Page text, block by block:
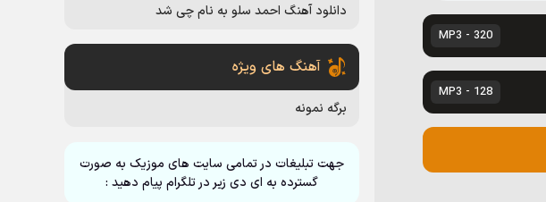
320 - MP3
128 - MP3
دانلود آهنگ احمد سلو به نام چی شد
آهنگ های ویژه
برگه نمونه
جهت تبلیغات در تمامی سایت های موزیک به صورت
گسترده به ای دی زیر در تلگرام پیام دهید :